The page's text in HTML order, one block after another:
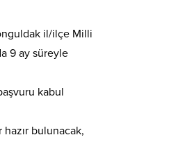
il/ilçe Milli
9 ay süreyle
kabul
bulunacak,